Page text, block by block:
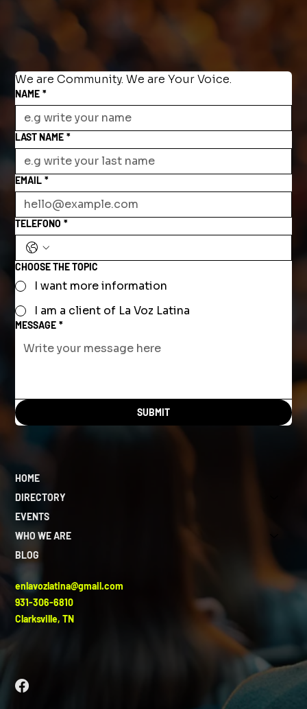
We are Community. We are Your Voice.
NAME *
LAST NAME *
EMAIL *
TELEFONO *
CHOOSE THE TOPIC
I want more information
I am a client of La Voz Latina
MESSAGE *
SUBMIT
HOME
DIRECTORY
EVENTS
WHO WE ARE
BLOG
enlavozlatina@gmail.com
931-306-6810
Clarksville, TN